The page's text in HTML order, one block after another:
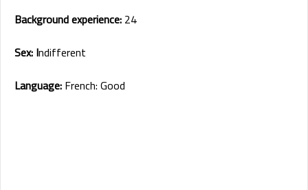
Background experience:24
Sex: Indifferent
Language:French: Good